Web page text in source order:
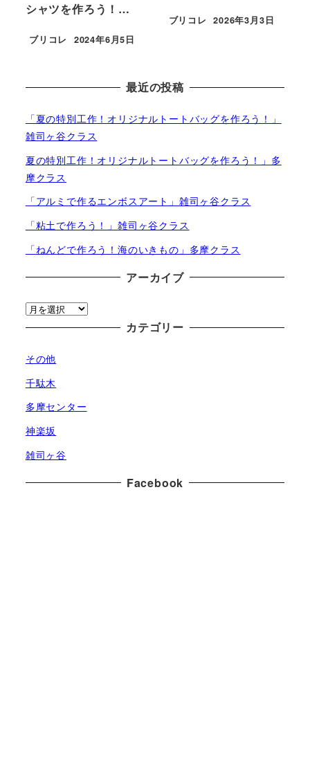
シャツを作ろう！…
ブリコレ
投稿日
2024年6月5日
ブリコレ
投稿日
2026年3月3日
最近の投稿
「夏の特別工作！オリジナルトートバッグを作ろう！」
雑司ヶ谷クラス
夏の特別工作！オリジナルトートバッグを作ろう！」多
摩クラス
「アルミで作るエンボスアート」雑司ヶ谷クラス
「粘土で作ろう！」雑司ヶ谷クラス
「ねんどで作ろう！海のいきもの」多摩クラス
アーカイブ
ア
ー
イ
ブ
カテゴリー
その他
千駄木
多摩センター
神楽坂
雑司ヶ谷
Facebook